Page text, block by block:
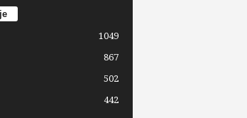
1049
867
502
442